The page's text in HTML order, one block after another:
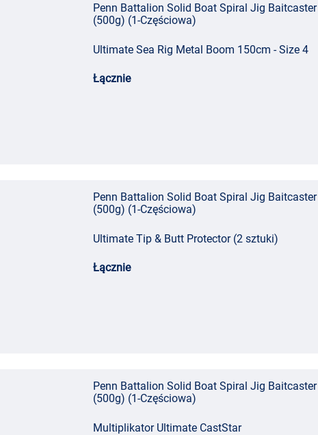
Penn Battalion Solid Boat Spiral Jig
(500g) (1-Częściowa)
Ultimate Sea Rig Metal Boom 150cm - Size 4
Łącznie
Penn Battalion Solid Boat Spiral Jig
(500g) (1-Częściowa)
Ultimate Tip & Butt Protector (2 sztuki)
Łącznie
Penn Battalion Solid Boat Spiral Jig
(500g) (1-Częściowa)
Multiplikator Ultimate CastStar